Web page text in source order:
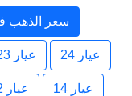
سعر الذهب
عيار 24 عيار 23
عيار 14 عيار 12